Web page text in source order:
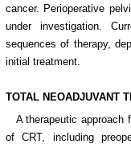
cancer. Perioperative
under investigation.
sequences of therapy,
initial treatment.
TOTAL NEOADJUVANT
A therapeutic approach
of CRT, including